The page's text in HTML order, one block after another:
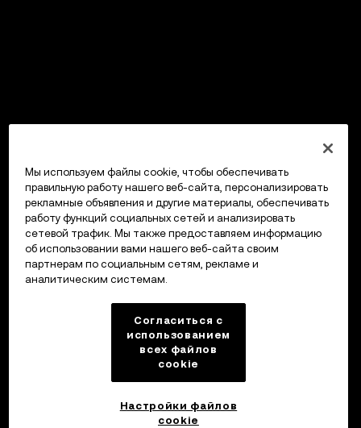
Мы используем файлы cookie, чтобы обеспечивать
правильную работу нашего веб-сайта, персонализировать
рекламные объявления и другие материалы, обеспечивать
работу функций социальных сетей и анализировать
сетевой трафик. Мы также предоставляем информацию
об использовании вами нашего веб-сайта своим
партнерам по социальным сетям, рекламе и
аналитическим системам.
Согласиться с
использованием
всех файлов
cookie
Настройки файлов
cookie